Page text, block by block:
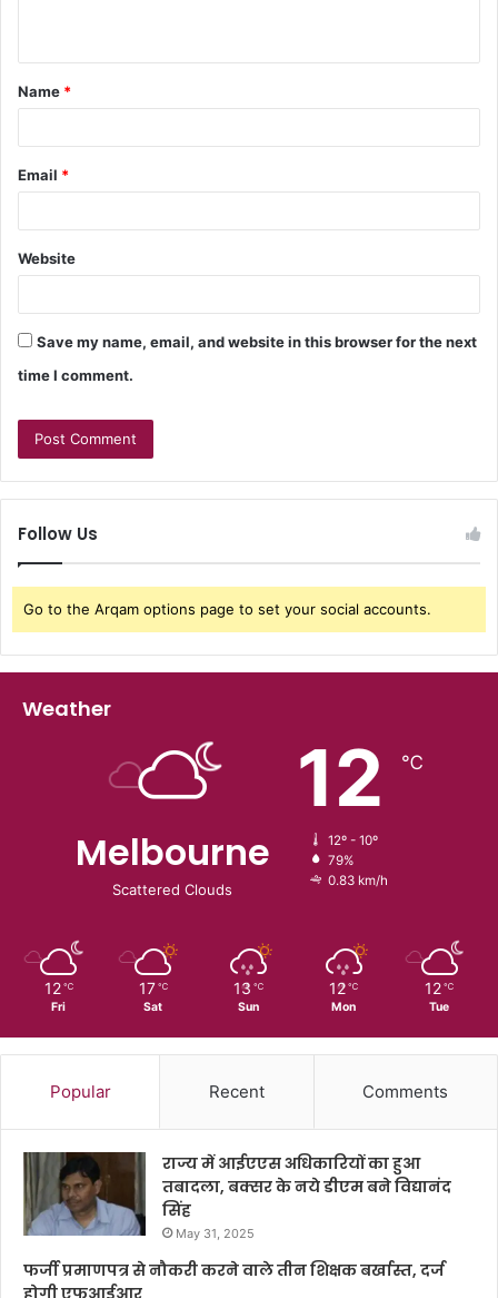
Name *
Email *
Website
Save my name, email, and website in this browser for the next
time I comment.
Follow Us
Go to the Arqam options page to set your social accounts.
Weather
Melbourne
Scattered Clouds
12 ℃
12º - 10º
79%
0.83 km/h
12 ℃
Fri
17 ℃
Sat
13 ℃
Sun
12 ℃
Mon
12 ℃
Tue
Popular Recent Comments
राज्य में आईएएस अधिकारियों का हुआ
तबादला, बक्सर के नये डीएम बने विद्यानंद
सिंह
May 31, 2025
फर्जी प्रमाणपत्र से नौकरी करने वाले तीन शिक्षक बर्खास्त, दर्ज
होगी एफआईआर